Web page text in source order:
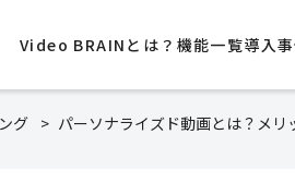
Video BRAINとは？ 機能一覧導入
グ パーソナライズド動画とは？メ